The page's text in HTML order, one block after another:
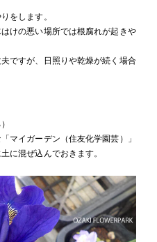
をします。
けの悪い場所では根腐れが起きや
ですが、日照りや乾燥が続く場合
マイガーデン（住友化学園芸）」
に混ぜ込んでおきます。